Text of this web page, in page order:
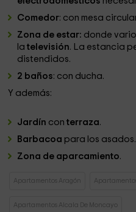
Comedor: con mesa
Zona de estar: donde
latelevisión. La estancia
distendidos.
2 baños: con ducha.
Y además:
Jardín conterraza.
Barbacoa para los asados.
Zona de aparcamiento.
Apartamentos Aragón
Apartamentos Alcala De Moncayo